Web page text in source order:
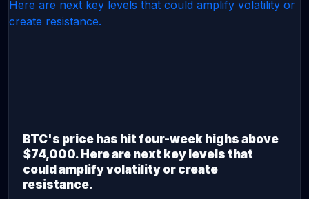
BTC's price has hit four-week highs above
$74,000. Here are next key levels that
could amplify volatility or create
resistance.